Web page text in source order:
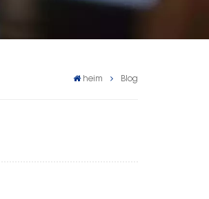
heim Blog